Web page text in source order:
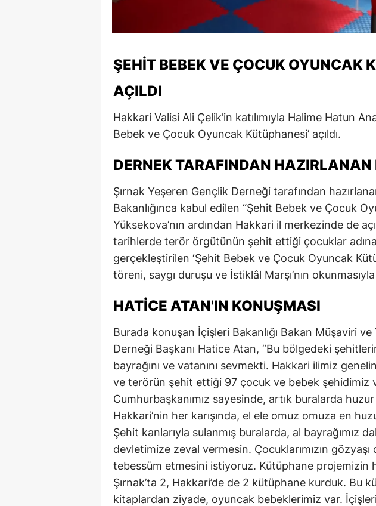
ŞEHIT BEBEK VE ÇOCUK OYUNCAK
AÇILDI
Hakkari Valisi Ali Çelik’in katılımıyla Halime Hatun
Bebek ve Çocuk Oyuncak Kütüphanesi’ açıldı.
DERNEK TARAFINDAN HAZIRLANAN
Şırnak Yeşeren Gençlik Derneği tarafından
Bakanlığınca kabul edilen “Şehit Bebek ve Çocuk
Yüksekova’nın ardından Hakkari il merkezinde de
tarihlerde terör örgütünün şehit ettiği çocuklar
gerçekleştirilen ‘Şehit Bebek ve Çocuk Oyuncak
töreni, saygı duruşu ve İstiklâl Marşı’nın okunmasıyla
HATICE ATAN'IN KONUŞMASI
Burada konuşan İçişleri Bakanlığı Bakan Müşaviri
Derneği Başkanı Hatice Atan, “Bu bölgedeki
bayrağını ve vatanını sevmekti. Hakkari ilimiz
ve terörün şehit ettiği 97 çocuk ve bebek şehidimiz
Cumhurbaşkanımız sayesinde, artık buralarda
Hakkari’nin her karışında, el ele omuz omuza en
Şehit kanlarıyla sulanmış buralarda, al bayrağımız
devletimize zeval vermesin. Çocuklarımızın
tebessüm etmesini istiyoruz. Kütüphane projemizin
Şırnak’ta 2, Hakkari’de de 2 kütüphane kurduk. Bu
kitaplardan ziyade, oyuncak bebeklerimiz var. İçişleri